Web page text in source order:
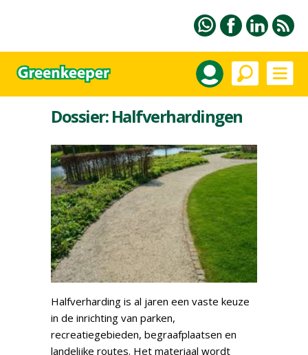
Dossier: Halfverhardingen
Halfverharding is al jaren een vaste keuze
in de inrichting van parken,
recreatiegebieden, begraafplaatsen en
landelijke routes. Het materiaal wordt